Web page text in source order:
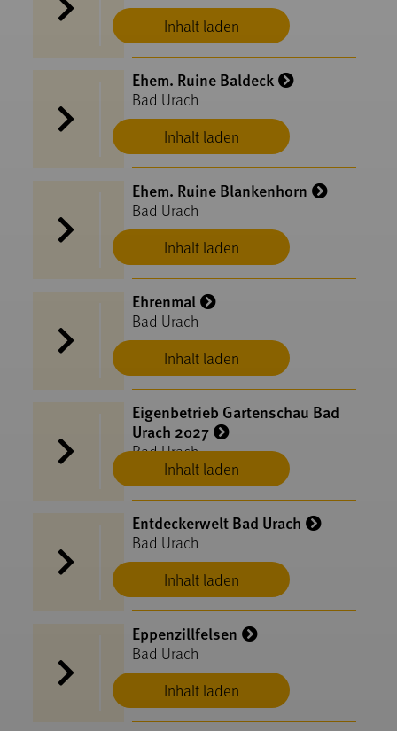
Inhalt laden
Inhalt laden
Ehem. Ruine Baldeck
Bad Urach
Inhalt laden
Ehem. Ruine Blankenhorn
Bad Urach
Inhalt laden
Ehrenmal
Bad Urach
Inhalt laden
Eigenbetrieb Gartenschau Bad
Urach 2027
Bad Urach
Inhalt laden
Entdeckerwelt Bad Urach
Bad Urach
Inhalt laden
Eppenzillfelsen
Bad Urach